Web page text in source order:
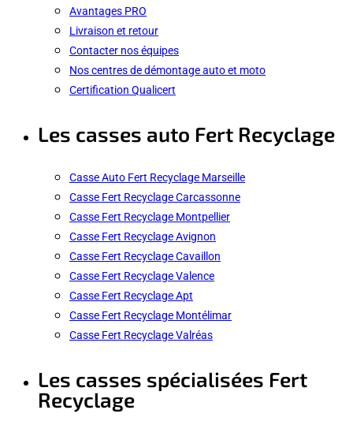
Avantages PRO
Livraison et retour
Contacter nos équipes
Nos centres de démontage auto et moto
Certification Qualicert
Les casses auto Fert Recyclage
Casse Auto Fert Recyclage Marseille
Casse Fert Recyclage Carcassonne
Casse Fert Recyclage Montpellier
Casse Fert Recyclage Avignon
Casse Fert Recyclage Cavaillon
Casse Fert Recyclage Valence
Casse Fert Recyclage Apt
Casse Fert Recyclage Montélimar
Casse Fert Recyclage Valréas
Les casses spécialisées Fert
Recyclage